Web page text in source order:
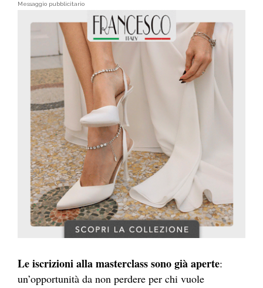
Messaggio pubblicitario
Le iscrizioni alla masterclass sono già aperte:
un’opportunità da non perdere per chi vuole